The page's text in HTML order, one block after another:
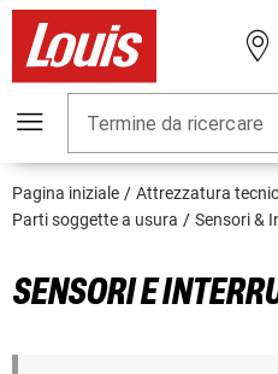
Termine da ricercare
Pagina iniziale
Attrezzatura
Parti soggette a usura
Sensori &
SENSORI E